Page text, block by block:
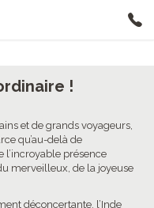
!
et de grands voyageurs,
qu’au-delà de
l’incroyable présence
merveilleux, de la joyeuse
déconcertante, l’Inde